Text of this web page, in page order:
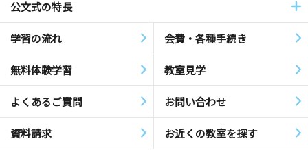
公文式の特長
学習の流れ 会費・各種手続き
無料体験学習 教室見学
よくあるご質問 お問い合わせ
資料請求 お近くの教室を探す